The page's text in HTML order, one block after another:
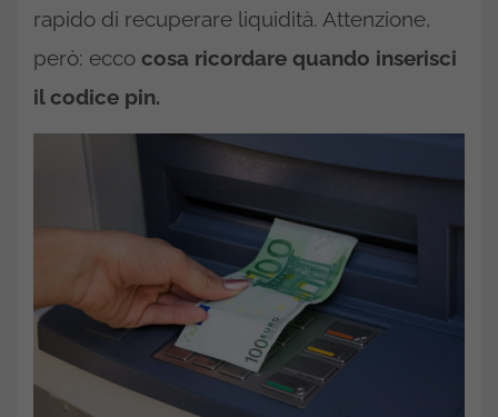
rapido di recuperare liquidità. Attenzione,
però: ecco cosa ricordare quando inserisci
il codice pin.